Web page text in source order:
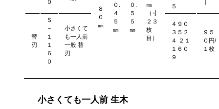
０
８
０
㎜
０.
４
５
㎜
０.
５
５
㎜
㎜
（寸
２３
枚
目）
５
丁
替
刃
Ｓ
－
１
１
６
０
小さくて
も一人前
一般 替
刃
４９０
３５２
４ ２１
１６０
９
９５
０円/
１枚
小さくても一人前 生木